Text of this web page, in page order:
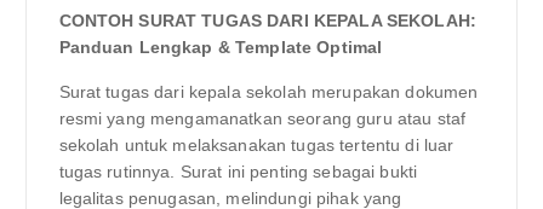
CONTOH SURAT TUGAS DARI KEPALA SEKOLAH:
Panduan Lengkap & Template Optimal
Surat tugas dari kepala sekolah merupakan dokumen
resmi yang mengamanatkan seorang guru atau staf
sekolah untuk melaksanakan tugas tertentu di luar
tugas rutinnya. Surat ini penting sebagai bukti
legalitas penugasan, melindungi pihak yang